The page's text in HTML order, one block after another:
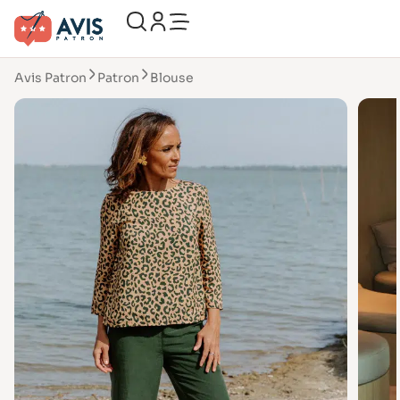
Avis Patron Patron Blouse